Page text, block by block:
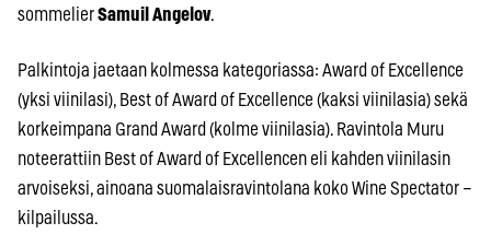
sommelierSamuil Angelov.
Palkintoja jaetaan kolmessa kategoriassa: Award of Excellence
(yksi viinilasi), Best of Award of Excellence (kaksi viinilasia) sekä
korkeimpana Grand Award (kolme viinilasia). Ravintola Muru
noteerattiin Best of Award of Excellencen eli kahden viinilasin
arvoiseksi, ainoana suomalaisravintolana koko Wine Spectator –
kilpailussa.